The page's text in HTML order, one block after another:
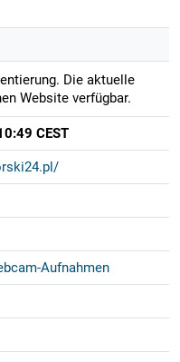
Die aktuelle
Website verfügbar.
CEST
Aufnahmen